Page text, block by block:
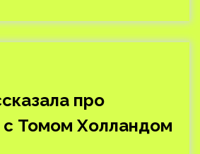
про
Томом Холландом